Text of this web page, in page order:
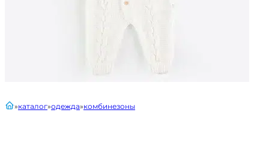
главнаякаталог одежда комбинезоны